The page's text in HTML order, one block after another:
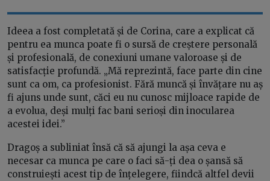
Ideea a fost completată și de Corina, care a explicat că
pentru ea munca poate fi o sursă de creștere personală
și profesională, de conexiuni umane valoroase și de
satisfacție profundă. „Mă reprezintă, face parte din cine
sunt ca om, ca profesionist. Fără muncă și învățare nu aș
fi ajuns unde sunt, căci eu nu cunosc mijloace rapide de
a evolua, deși mulți fac bani serioși din inocularea
acestei idei.”
Dragoș a subliniat însă că să ajungi la așa ceva e
necesar ca munca pe care o faci să-ți dea o șansă să
construiești acest tip de înțelegere, fiindcă altfel devii